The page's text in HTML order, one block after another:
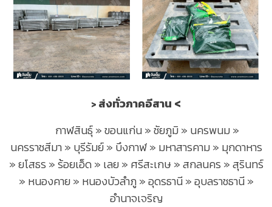
> ส่งทั่วภาคอีสาน <
กาฬสินธุ์ » ขอนแก่น » ชัยภูมิ » นครพนม »
นครราชสีมา » บุรีรัมย์ » บึงกาฬ » มหาสารคาม » มุกดาหาร
» ยโสธร » ร้อยเอ็ด » เลย » ศรีสะเกษ » สกลนคร » สุรินทร์
» หนองคาย » หนองบัวลำภู » อุดรธานี » อุบลราชธานี »
อำนาจเจริญ